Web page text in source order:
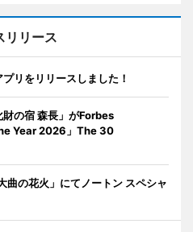
リリース
リをリリースしました！
の宿 森長」がForbes
Year 2026」The 30
の花火」にてノートン スペシャ